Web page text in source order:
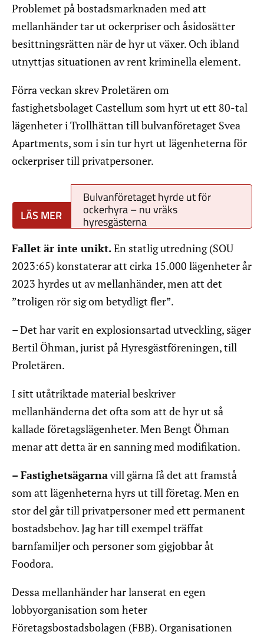
Problemet på bostadsmarknaden med att
mellanhänder tar ut ockerpriser och åsidosätter
besittningsrätten när de hyr ut växer. Och ibland
utnyttjas situationen av rent kriminella element.
Förra veckan skrev Proletären om
fastighetsbolaget Castellum som hyrt ut ett 80-tal
lägenheter i Trollhättan till bulvanföretaget Svea
Apartments, som i sin tur hyrt ut lägenheterna för
ockerpriser till privatpersoner.
Bulvanföretaget hyrde ut för
ockerhyra – nu vräks
hyresgästerna
Fallet är inte unikt.En statlig utredning (SOU
2023:65) konstaterar att cirka 15.000 lägenheter år
2023 hyrdes ut av mellanhänder, men att det
”troligen rör sig om betydligt fler”.
– Det har varit en explosionsartad utveckling, säger
Bertil Öhman, jurist på Hyresgästföreningen, till
Proletären.
I sitt utåtriktade material beskriver
mellanhänderna det ofta som att de hyr ut så
kallade företagslägenheter. Men Bengt Öhman
menar att detta är en sanning med modifikation.
– Fastighetsägarnavill gärna få det att framstå
som att lägenheterna hyrs ut till företag. Men en
stor del går till privatpersoner med ett permanent
bostadsbehov. Jag har till exempel träffat
barnfamiljer och personer som gigjobbar åt
Foodora.
Dessa mellanhänder har lanserat en egen
lobbyorganisation som heter
Företagsbostadsbolagen (FBB). Organisationen